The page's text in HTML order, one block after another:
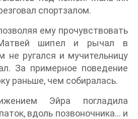
спортзалом.
ему прочувствовать
шипел и рычал в
не ругался и мучительницу
За примерное поведение
раньше, чем собиралась.
Эйра погладила
вдоль позвоночника… и